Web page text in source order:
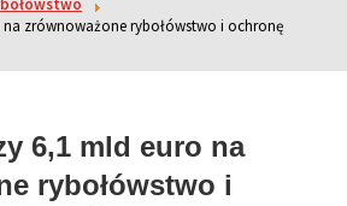
na zrównoważone rybołówstwo i ochronę
6,1 mld euro na
rybołówstwo i